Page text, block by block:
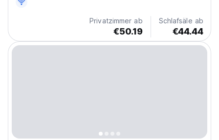
Zimmer NICHTRAUCHER...
Privatzimmer ab
€50.19
Schlafsäle ab
€44.44